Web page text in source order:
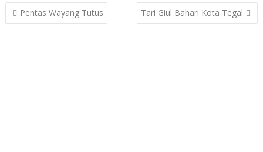
Post
navigation
Pentas Wayang Tutus Tari Giul Bahari Kota Tegal